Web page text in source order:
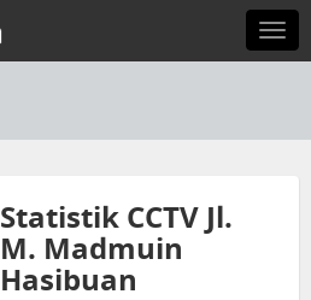
Statistik CCTV Jl.
M. Madmuin
Hasibuan